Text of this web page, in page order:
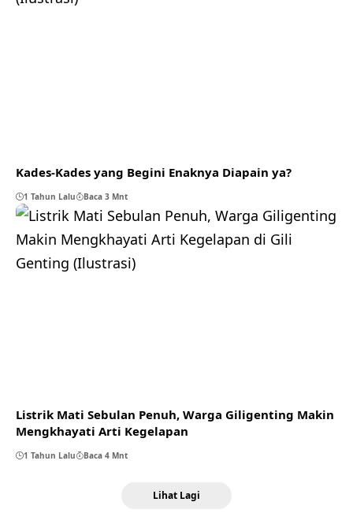
Kades-Kades yang Begini Enaknya Diapain ya?
1 Tahun Lalu Baca 3 Mnt
Listrik Mati Sebulan Penuh, Warga Giligenting Makin
Mengkhayati Arti Kegelapan
1 Tahun Lalu Baca 4 Mnt
Lihat Lagi